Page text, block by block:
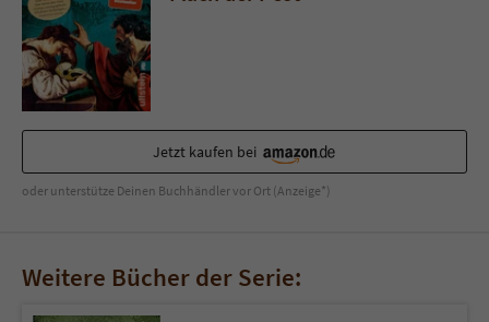
Jetzt kaufen bei
oder unterstütze Deinen Buchhändler vor Ort (Anzeige*)
Weitere Bücher der Serie: